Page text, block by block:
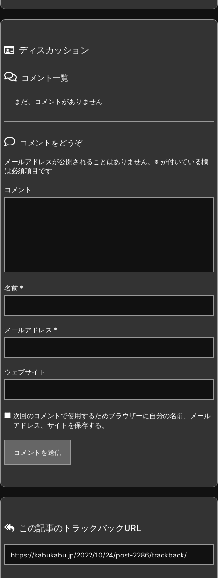
ディスカッション
コメント一覧
まだ、コメントがありません
コメントをどうぞ
メールアドレスが公開されることはありません。 ※ が付いている欄
は必須項目です
コメント
名前 *
メールアドレス *
ウェブサイト
次回のコメントで使用するためブラウザーに自分の名前、メール
アドレス、サイトを保存する。
この記事のトラックバックURL